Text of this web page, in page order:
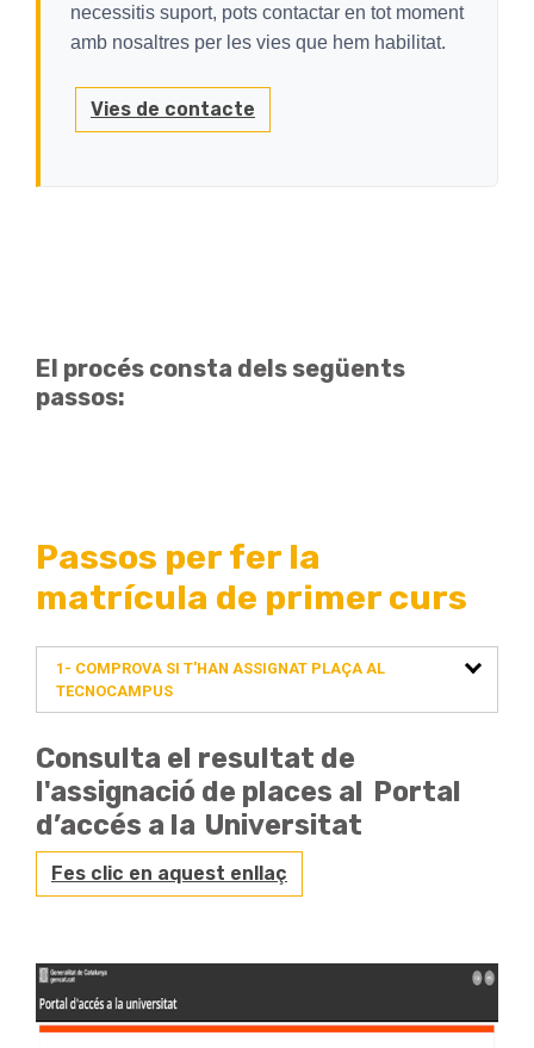
necessitis suport, pots contactar en tot moment
amb nosaltres per les vies que hem habilitat.
Vies de contacte
El procés consta dels següents
passos:
Passos per fer la
matrícula de primer curs
1- COMPROVA SI T'HAN ASSIGNAT PLAÇA AL
TECNOCAMPUS
Consulta el resultat de
l'assignació de places al Portal
d’accés a la Universitat
Fes clic en aquest enllaç